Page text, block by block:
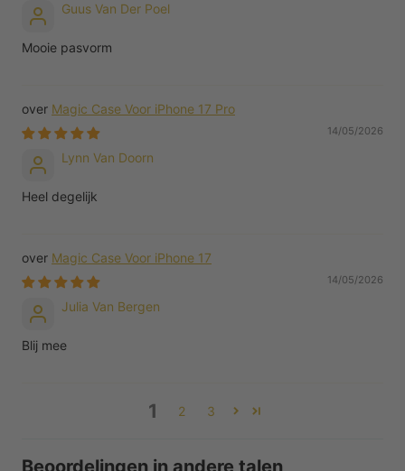
Guus Van Der Poel
Mooie pasvorm
Magic Case Voor iPhone 17 Pro
14/05/2026
Lynn Van Doorn
Heel degelijk
Magic Case Voor iPhone 17
14/05/2026
Julia Van Bergen
Blij mee
1 2 3
Beoordelingen in andere talen